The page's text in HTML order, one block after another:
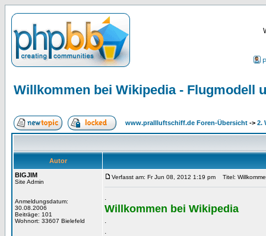
Willkommen bei Wikipedia - Flugmodell
www.prallluftschiff.de Foren-Übersicht -> 2.
Autor
BIGJIM
Site Admin
Anmeldungsdatum:
30.08.2006
Beiträge: 101
Wohnort: 33607 Bielefeld
Verfasst am: Fr Jun 08, 2012 1:19 pm Titel:
.
Willkommen bei Wikipedia
.
.